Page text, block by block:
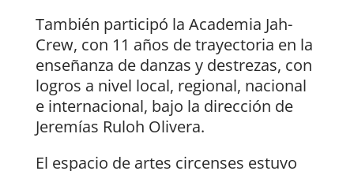
También participó la Academia Jah-
Crew, con 11 años de trayectoria en la
enseñanza de danzas y destrezas, con
logros a nivel local, regional, nacional
e internacional, bajo la dirección de
Jeremías Ruloh Olivera.
El espacio de artes circenses estuvo